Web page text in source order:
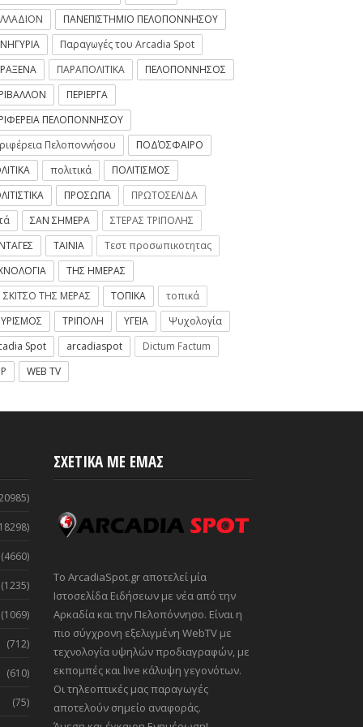
ΠΑΝΕΠΙΣΤΗΜΙΟ ΠΕΛΟΠΟΝΝΗΣΟΥ
Παραγωγές του Arcadia Spot
ΠΑΡΑΠΟΛΙΤΙΚΑ
ΠΕΛΟΠΟΝΝΗΣΟΣ
ΠΕΡΙΕΡΓΑ
ΠΕΛΟΠΟΝΝΗΣΟΥ
Πελοποννήσου
ΠΟΔΌΣΦΑΙΡΟ
πολιτικά
ΠΟΛΙΤΙΣΜΟΣ
ΠΡΟΣΩΠΑ
ΠΡΩΤΟΣΕΛΙΔΑ
ΣΑΝ ΣΗΜΕΡΑ
ΣΤΕΡΑΣ ΤΡΙΠΟΛΗΣ
ΤΑΙΝΙΑ
Τεστ προσωπικοτητας
ΤΗΣ ΗΜΕΡΑΣ
ΤΗΣ ΜΕΡΑΣ
ΤΟΠΙΚΑ
τοπικά
ΤΡΙΠΟΛΗ ΥΓΕΙΑ
Ψυχολογία
Spot
arcadiaspot
Dictum Factum
WEB TV
(4660)
(1235)
(1069)
(712)
(610)
(75)
ΣΧΕΤΙΚΑ ΜΕ ΕΜΑΣ
Το ArcadiaSpot.gr αποτελεί μία
Ιστοσελίδα Ειδήσεων με νέα από την
Αρκαδία και την Πελοπόννησο. Είναι η
πιο σύγχρονη εξελιγμένη WebTV με
τεχνολογία υψηλών προδιαγραφών, με
εκπομπές και live κάλυψη γεγονότων.
Οι τηλεοπτικές μας παραγωγές
αποτελούν σημείο αναφοράς.